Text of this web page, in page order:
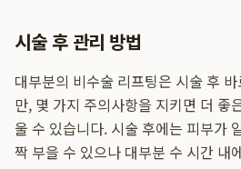
시술 후 관리 방법
대부분의 비수술 리프팅은 시술 후
만, 몇 가지 주의사항을 지키면 더 좋
울 수 있습니다. 시술 후에는 피부가
짝 부을 수 있으나 대부분 수 시간 내